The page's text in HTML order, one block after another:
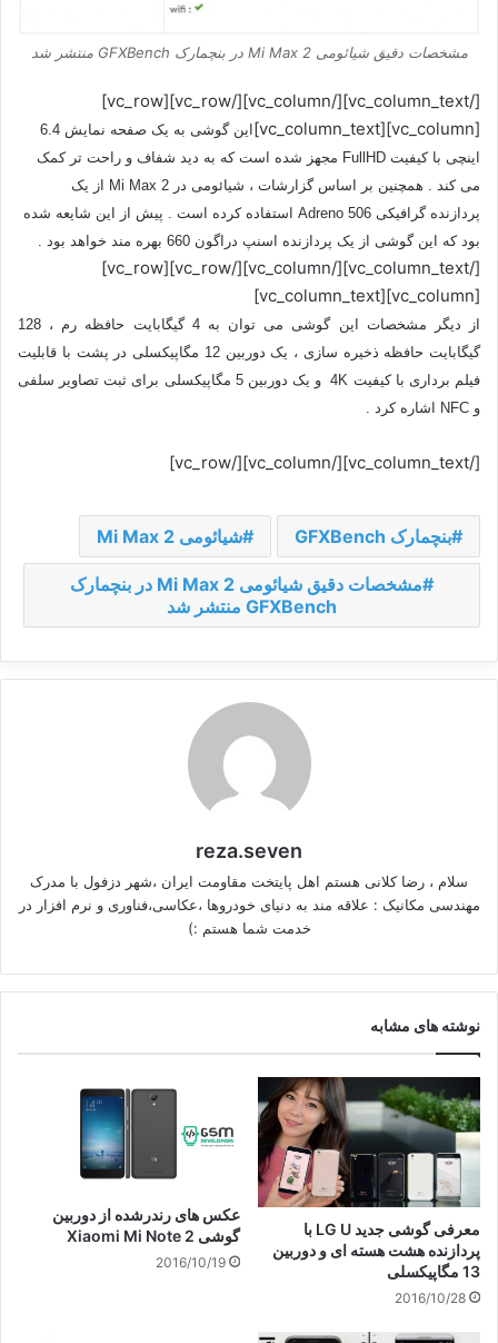
مشخصات دقیق شیائومی Mi Max 2 در بنچمارک GFXBench منتشر شد
[/vc_column_text][/vc_column][/vc_row][vc_row]
[vc_column][vc_column_text]
این گوشی به یک صفحه نمایش 6.4
اینچی با کیفیت FullHD مجهز شده است که به دید شفاف و راحت تر کمک
می کند . همچنین بر اساس گزارشات ، شیائومی در Mi Max 2 از یک
پردازنده گرافیکی Adreno 506 استفاده کرده است . پیش از این شایعه شده
بود که این گوشی از یک پردازنده اسنپ دراگون 660 بهره مند خواهد بود .
[/vc_column_text][/vc_column][/vc_row][vc_row]
[vc_column][vc_column_text]
از دیگر مشخصات این گوشی می توان به 4 گیگابایت حافظه رم ، 128
گیگابایت حافظه ذخیره سازی ، یک دوربین 12 مگاپیکسلی در پشت با قابلیت
فیلم برداری با کیفیت 4K و یک دوربین 5 مگاپیکسلی برای ثبت تصاویر سلفی
و NFC اشاره کرد .
[/vc_column_text][/vc_column][/vc_row]
بنچمارک GFXBench شیائومی Mi Max 2
مشخصات دقیق شیائومی Mi Max 2 در بنچمارک
GFXBench منتشر شد
reza.seven
سلام ، رضا کلانی هستم اهل پایتخت مقاومت ایران ،شهر دزفول با مدرک
مهندسی مکانیک : علاقه مند به دنیای خودروها ،عکاسی،فناوری و نرم افزار در
خدمت شما هستم :)
نوشته های مشابه
معرفی گوشی جدید LG U با
پردازنده هشت هسته ای و دوربین
13 مگاپیکسلی
2016/10/28
عکس های رندرشده از دوربین
گوشی Xiaomi Mi Note 2
2016/10/19